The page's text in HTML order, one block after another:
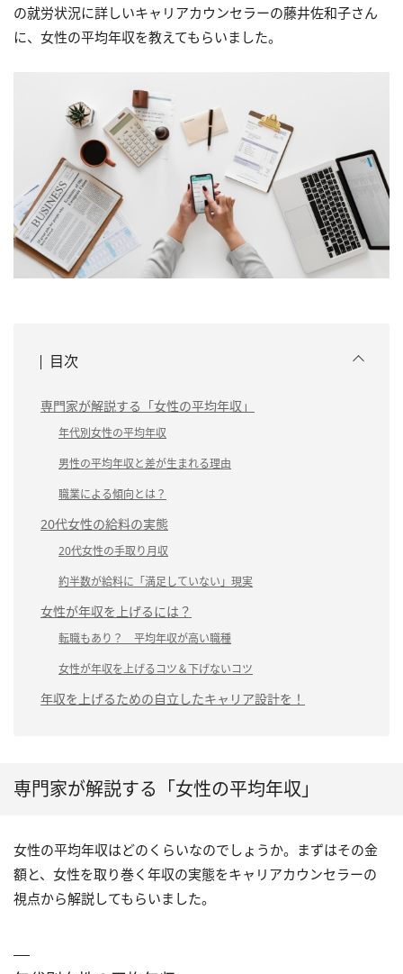
の就労状況に詳しいキャリアカウンセラーの藤井佐和子さん
に、女性の平均年収を教えてもらいました。
目次
専門家が解説する「女性の平均年収」
年代別女性の平均年収
男性の平均年収と差が生まれる理由
職業による傾向とは？
20代女性の給料の実態
20代女性の手取り月収
約半数が給料に「満足していない」現実
女性が年収を上げるには？
転職もあり？ 平均年収が高い職種
女性が年収を上げるコツ＆下げないコツ
年収を上げるための自立したキャリア設計を！
専門家が解説する「女性の平均年収」
女性の平均年収はどのくらいなのでしょうか。まずはその金
額と、女性を取り巻く年収の実態をキャリアカウンセラーの
視点から解説してもらいました。